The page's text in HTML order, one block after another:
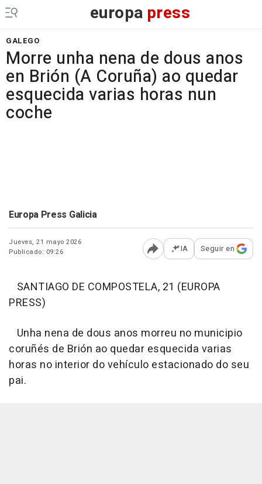
europa press
GALEGO
Morre unha nena de dous anos
en Brión (A Coruña) ao quedar
esquecida varias horas nun
coche
Europa Press Galicia
Jueves, 21 mayo 2026
Publicado: 09:26
Abrir opciones para
IA Seguir en
SANTIAGO DE COMPOSTELA, 21 (EUROPA
PRESS)
Unha nena de dous anos morreu no municipio
coruñés de Brión ao quedar esquecida varias
horas no interior do vehículo estacionado do seu
pai.